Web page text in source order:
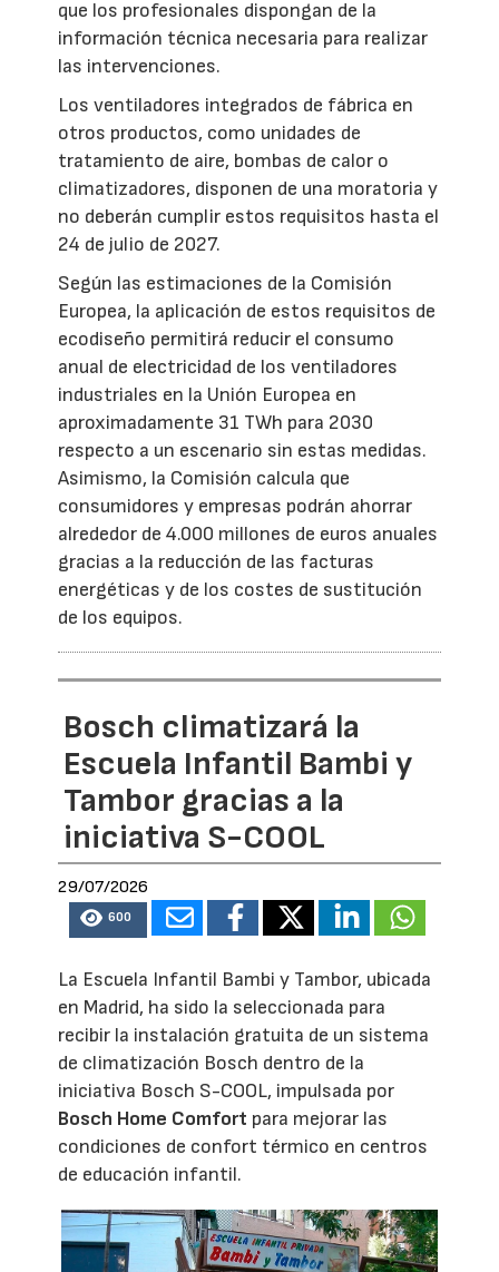
que los profesionales dispongan de la
información técnica necesaria para realizar
las intervenciones.
Los ventiladores integrados de fábrica en
otros productos, como unidades de
tratamiento de aire, bombas de calor o
climatizadores, disponen de una moratoria y
no deberán cumplir estos requisitos hasta el
24 de julio de 2027.
Según las estimaciones de la Comisión
Europea, la aplicación de estos requisitos de
ecodiseño permitirá reducir el consumo
anual de electricidad de los ventiladores
industriales en la Unión Europea en
aproximadamente 31 TWh para 2030
respecto a un escenario sin estas medidas.
Asimismo, la Comisión calcula que
consumidores y empresas podrán ahorrar
alrededor de 4.000 millones de euros anuales
gracias a la reducción de las facturas
energéticas y de los costes de sustitución
de los equipos.
Bosch climatizará la
Escuela Infantil Bambi y
Tambor gracias a la
iniciativa S-COOL
29/07/2026
600
La Escuela Infantil Bambi y Tambor, ubicada
en Madrid, ha sido la seleccionada para
recibir la instalación gratuita de un sistema
de climatización Bosch dentro de la
iniciativa Bosch S-COOL, impulsada por
Bosch Home Comfort para mejorar las
condiciones de confort térmico en centros
de educación infantil.